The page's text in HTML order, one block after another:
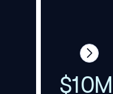
$10M
du carrousel